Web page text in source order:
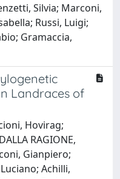
Silvia; Marconi,
Russi, Luigi;
Gramaccia,
Landraces of
Hovirag;
RAGIONE,
Gianpiero;
Achilli,